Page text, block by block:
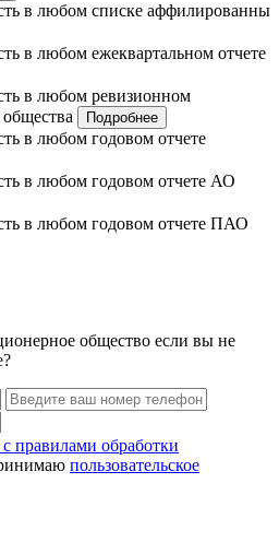
в любом списке аффилированны
в любом ежеквартальном отчете
в любом ревизионном
Подробнее
в любом годовом отчете
в любом годовом отчете АО
в любом годовом отчете ПАО
общество если вы не
с правилами обработки
пользовательское